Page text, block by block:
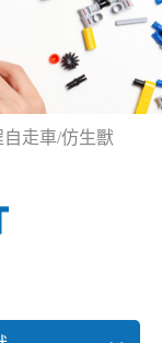
自走車/仿生獸